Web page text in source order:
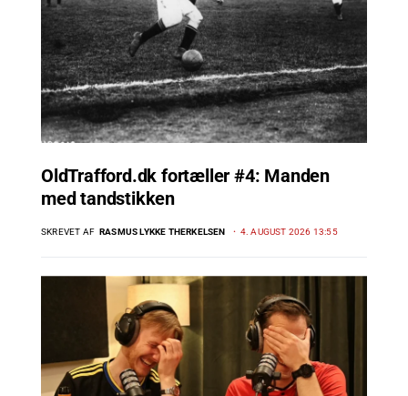
OldTrafford.dk fortæller #4: Manden
med tandstikken
SKREVET AF RASMUS LYKKE THERKELSEN 4. AUGUST 2026 13:55